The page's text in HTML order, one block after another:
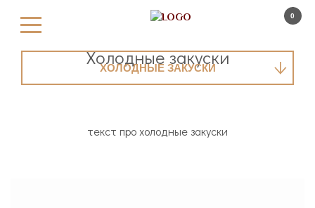
0
ХОЛОДНЫЕ ЗАКУСКИ
Холодные закуски
текст про холодные закуски